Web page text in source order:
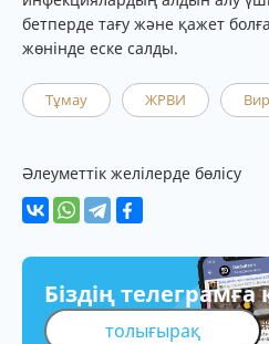
бетперде тағу және қажет
жөнінде еске салды.
Тұмау ЖРВИ
Әлеуметтік желілерде бөлісу
Біздің телеграмға
толығырақ